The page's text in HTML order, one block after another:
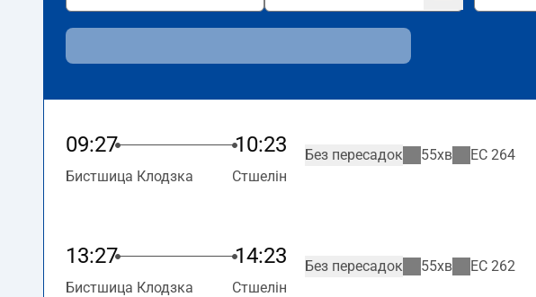
09:27 10:23
Бистшица Клодзка Стшелін
Без пересадок 55хв EC 264
13:27 14:23
Бистшица Клодзка Стшелін
Без пересадок 55хв EC 262